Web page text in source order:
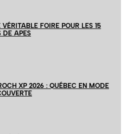
VÉRITABLE FOIRE POUR LES 15
DE APES
XP 2026 : QUÉBEC EN MODE